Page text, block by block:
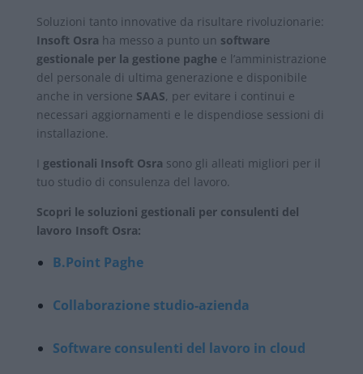
Soluzioni tanto innovative da risultare rivoluzionarie:
Insoft Osra ha messo a punto un software
gestionale per la gestione paghee l’amministrazione
del personale di ultima generazione e disponibile
anche in versione SAAS, per evitare i continui e
necessari aggiornamenti e le dispendiose sessioni di
installazione.
I gestionali Insoft Osra sono gli alleati migliori per il
tuo studio di consulenza del lavoro.
Scopri le soluzioni gestionali per consulenti del
lavoro Insoft Osra:
B.Point Paghe
Collaborazione studio-azienda
Software consulenti del lavoro in cloud